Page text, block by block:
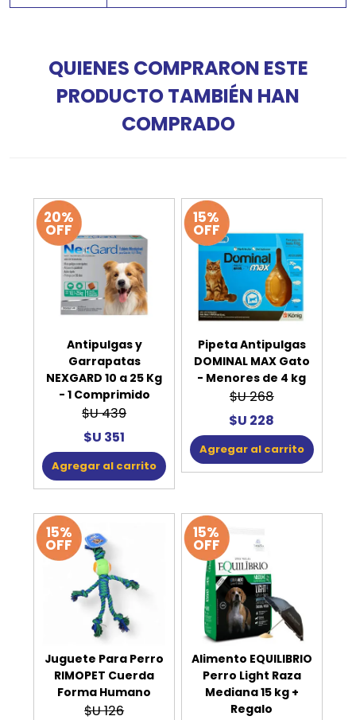
QUIENES COMPRARON ESTE
PRODUCTO TAMBIÉN HAN
COMPRADO
20%
OFF
Antipulgas y
Garrapatas
NEXGARD 10 a 25 Kg
- 1 Comprimido
$U 439
$U 351
Agregar al carrito
15%
OFF
Pipeta Antipulgas
DOMINAL MAX Gato
- Menores de 4 kg
$U 268
$U 228
Agregar al carrito
15%
OFF
Juguete Para Perro
RIMOPET Cuerda
Forma Humano
$U 126
15%
OFF
Alimento EQUILIBRIO
Perro Light Raza
Mediana 15 kg +
Regalo